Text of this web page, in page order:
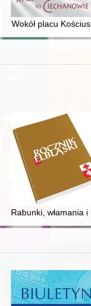
II : album
Wokół placu
Rabunki, włamania